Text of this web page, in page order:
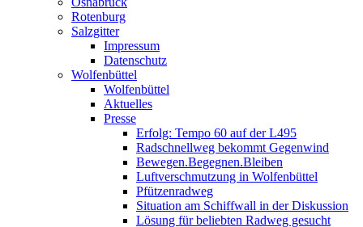
Rotenburg
Salzgitter
Impressum
Datenschutz
Wolfenbüttel
Wolfenbüttel
Aktuelles
Presse
Erfolg: Tempo 60 auf der L495
Radschnellweg bekommt Gegenwind
Bewegen.Begegnen.Bleiben
Luftverschmutzung in Wolfenbüttel
Pfützenradweg
Situation am Schiffwall in der Diskussion
Lösung für beliebten Radweg gesucht